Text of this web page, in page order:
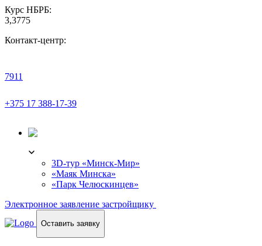
Курс НБРБ:
3,3775
Контакт-центр:
7911
+375 17 388-17-39
3D-тур «Минск-Мир»
«Маяк Минска»
«Парк Челюскинцев»
Электронное заявление застройщику
Оставить заявку